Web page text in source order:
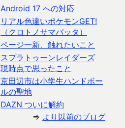
Android 17 への対応
リアル色違いポケモンGET!
（クロトノサマバッタ）
ページ一新、触れたいこと
スプラトゥーンレイダーズ
現時点で思ったこと
京田辺市は小学生ハンドボー
ルの聖地
DAZN ついに解約
⇒ より以前のブログ